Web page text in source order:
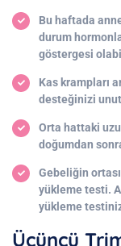
Bu haftada
durum
göstergesi
Kas krampları
desteğinizi
Orta hattaki
doğumdan
Gebeliğin
yükleme testi.
yükleme
Üçüncü